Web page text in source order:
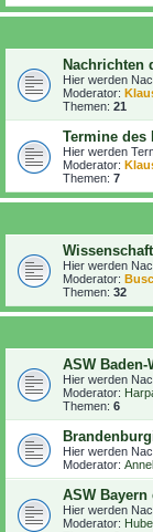
Nachrichten
Hier werden
Moderator:
Themen: 21
Termine des
Hier werden
Moderator:
Themen: 7
Hier werden
Moderator:
Themen: 32
ASW Baden-
Hier werden
Moderator:
Themen: 6
Hier werden
Moderator:
ASW Bayern
Hier werden
Moderator: